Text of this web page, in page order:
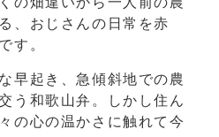
、おじさんの日常を赤
す。
早起き、急傾斜地での農
う和歌山弁。しかし住ん
の心の温かさに触れて今